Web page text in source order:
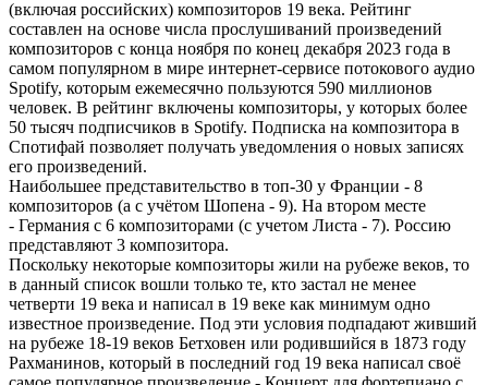
(включая российских) композиторов 19 века. Рейтинг
составлен на основе числа прослушиваний произведений
композиторов с конца ноября по конец декабря 2023 года в
самом популярном в мире интернет-сервисе потокового аудио
Spotify, которым ежемесячно пользуются 590 миллионов
человек. В рейтинг включены композиторы, у которых более
50 тысяч подписчиков в Spotify. Подписка на композитора в
Спотифай позволяет получать уведомления о новых записях
его произведений.
Наибольшее представительство в топ-30 у Франции - 8
композиторов (а с учётом Шопена - 9). На втором месте
- Германия с 6 композиторами (с учетом Листа - 7). Россию
представляют 3 композитора.
Поскольку некоторые композиторы жили на рубеже веков, то
в данный список вошли только те, кто застал не менее
четверти 19 века и написал в 19 веке как минимум одно
известное произведение. Под эти условия подпадают живший
на рубеже 18-19 веков Бетховен или родившийся в 1873 году
Рахманинов, который в последний год 19 века написал своё